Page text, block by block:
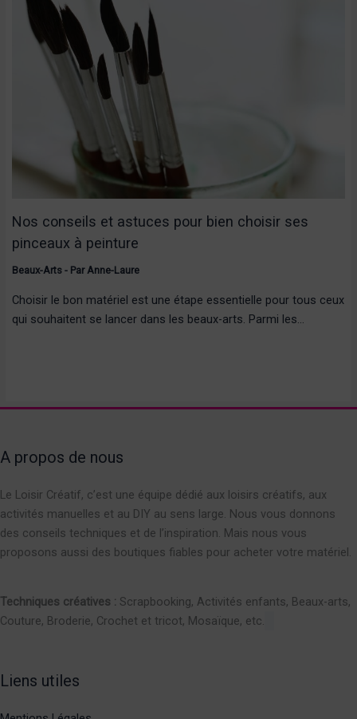
Nos conseils et astuces pour bien choisir ses
pinceaux à peinture
Beaux-Arts- Par Anne-Laure
Choisir le bon matériel est une étape essentielle pour tous ceux
qui souhaitent se lancer dans les beaux-arts. Parmi les…
A propos de nous
Le Loisir Créatif, c’est une équipe dédié aux loisirs créatifs, aux
activités manuelles et au DIY au sens large. Nous vous donnons
des conseils techniques et de l’inspiration. Mais nous vous
proposons aussi des boutiques fiables pour acheter votre matériel.
Techniques créatives : Scrapbooking, Activités enfants, Beaux-arts,
Couture, Broderie, Crochet et tricot, Mosaïque, etc.
Liens utiles